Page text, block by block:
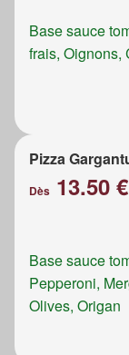
Base sauce
frais, Oignons,
Pizza
Dès 13.50 €
Base sauce
Pepperoni,
Olives, Origan